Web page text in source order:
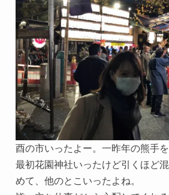
酉の市いったよー。一昨年の熊手を
最初花園神社いったけど引くほど
めて、他のとこいったよね。